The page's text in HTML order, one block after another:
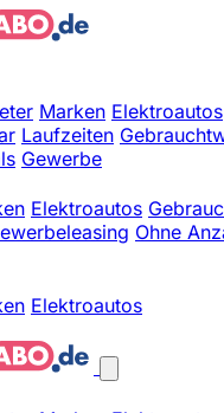
Marken Elektroautos
Laufzeiten
Gewerbe
Elektroautos
Ohne
Elektroautos